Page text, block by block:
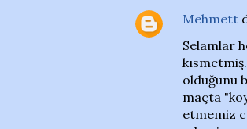
Mehmett
Selamlar
olduğunu
maçta
etmemiz